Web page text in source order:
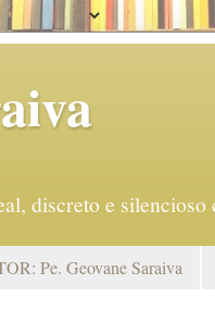
discreto e
Pe. Geovane Saraiva